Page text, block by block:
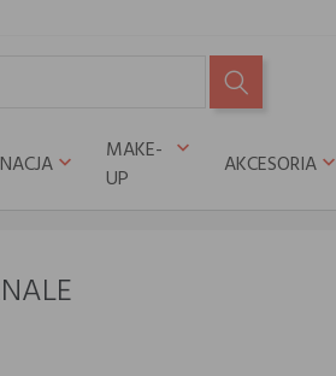
keyboard_arrow_down
MAKE-
UP
keyboard_arrow_down
AKCESORIAkeyboard_arrow_down